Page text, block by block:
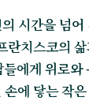
시간을 넘어
란치스코의
에게 위로
손에 닿는 작